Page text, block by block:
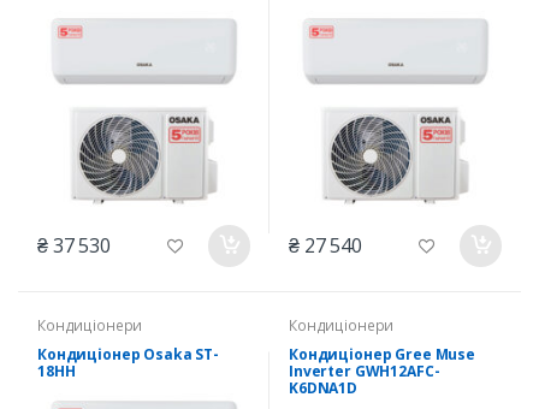
₴ 37 530 ₴ 27 540
Кондиціонери
Кондиціонер Osaka ST-
18HH
Кондиціонери
Кондиціонер Gree Muse
Inverter GWH12AFC-
K6DNA1D